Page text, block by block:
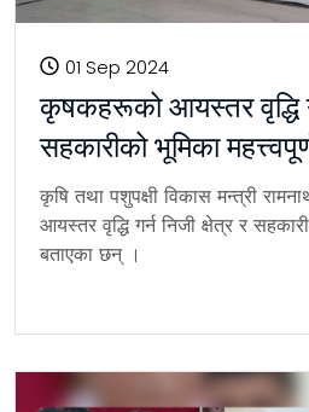
01 Sep 2024
कृषकहरूको आयस्तर वृद्धि
सहकारीको भूमिका
कृषि तथा पशुपक्षी विकास मन्त्री
आयस्तर वृद्धि गर्न निजी क्षेत्र र
बताएका छन् ।